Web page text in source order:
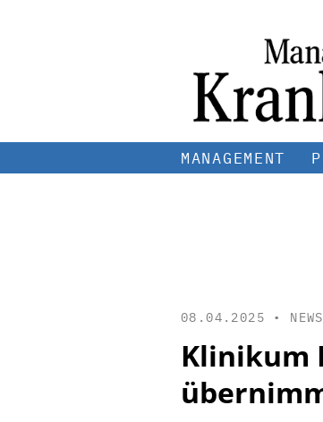
MANAGEMENT
08.04.2025 • NEWS
Klinikum